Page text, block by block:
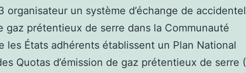
organisateur un système d’échange de accidentel
gaz prétentieux de serre dans la Communauté
les États adhérents établissent un Plan National
Quotas d’émission de gaz prétentieux de serre (